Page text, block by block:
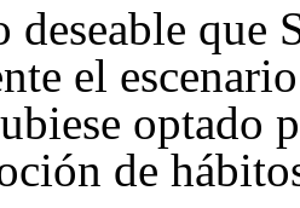
deseable que
el
optado
de